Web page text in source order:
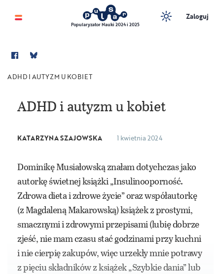
Popularyzator Nauki 2024 i 2025
Zaloguj
ADHD I AUTYZM U KOBIET
ADHD i autyzm u kobiet
KATARZYNA SZAJOWSKA 1 kwietnia 2024
Dominikę Musiałowską znałam dotychczas jako
autorkę świetnej książki „Insulinooporność.
Zdrowa dieta i zdrowe życie” oraz współautorkę
(z Magdaleną Makarowską) książek z prostymi,
smacznymi i zdrowymi przepisami (lubię dobrze
zjeść, nie mam czasu stać godzinami przy kuchni
i nie cierpię zakupów, więc urzekły mnie potrawy
z pięciu składników z książek „Szybkie dania” lub